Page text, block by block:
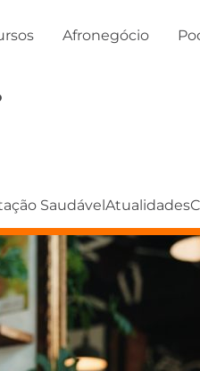
Afronegócio
SaudávelAtualidades